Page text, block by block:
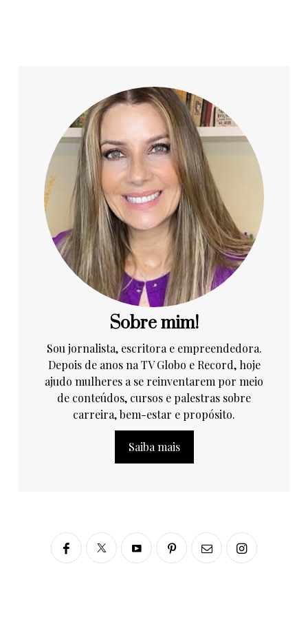
Sobre mim!
Sou jornalista, escritora e empreendedora.
Depois de anos na TV Globo e Record, hoje
ajudo mulheres a se reinventarem por meio
de conteúdos, cursos e palestras sobre
carreira, bem-estar e propósito.
Saiba mais